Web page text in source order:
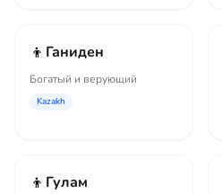
👦 Ганиден
Богатый и верующий
Kazakh
👦 Гулам